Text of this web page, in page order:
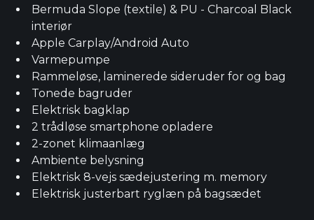
Bermuda Slope (textile) & PU - Charcoal Black
interiør
Apple Carplay/Android Auto
Varmepumpe
Rammeløse, laminerede sideruder for og bag
Tonede bagruder
Elektrisk bagklap
2 trådløse smartphone opladere
2-zonet klimaanlæg
Ambiente belysning
Elektrisk 8-vejs sædejustering m. memory
Elektrisk justerbart ryglæn på bagsædet